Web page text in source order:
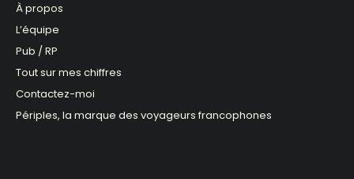
À propos
L’équipe
Pub / RP
Tout sur mes chiffres
Contactez-moi
Périples, la marque des voyageurs francophones